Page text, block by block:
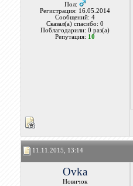
Пол:
Регистрация: 16.05.2014
Сообщений: 4
Сказал(а) спасибо: 0
Поблагодарили: 0 раз(а)
Репутация: 10
11.11.2015, 13:14
Ovka
Новичок